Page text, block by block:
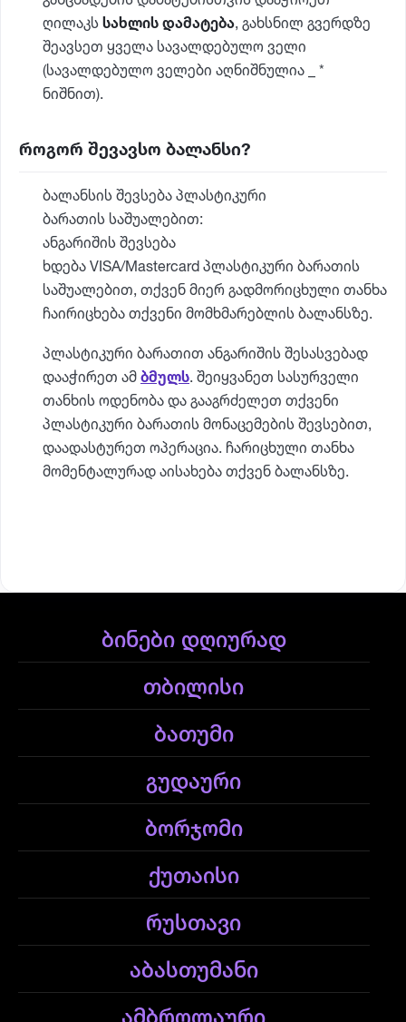
ღილაკს სახლის დამატება, გახსნილ გვერდზე
შეავსეთ ყველა სავალდებულო ველი
(სავალდებულო ველები აღნიშნულია _ *
ნიშნით).
როგორ შევავსო ბალანსი?
ბალანსის შევსება პლასტიკური
ბარათის საშუალებით:
ანგარიშის შევსება
ხდება VISA/Mastercard პლასტიკური ბარათის
საშუალებით, თქვენ მიერ გადმორიცხული თანხა
ჩაირიცხება თქვენი მომხმარებლის ბალანსზე.
პლასტიკური ბარათით ანგარიშის შესასვებად
დააჭირეთ ამ ბმულს. შეიყვანეთ სასურველი
თანხის ოდენობა და გააგრძელეთ თქვენი
პლასტიკური ბარათის მონაცემების შევსებით,
დაადასტურეთ ოპერაცია. ჩარიცხული თანხა
მომენტალურად აისახება თქვენ ბალანსზე.
ბინები დღიურად
თბილისი
ბათუმი
გუდაური
ბორჯომი
ქუთაისი
რუსთავი
აბასთუმანი